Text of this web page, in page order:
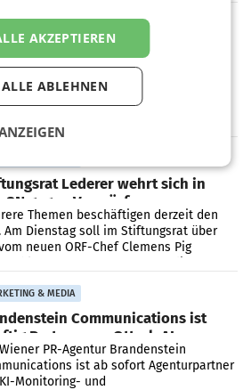
im Juli: Leapmotor
Auslieferungen und
die 100.000er-Marke
Juli 2026 erreichte Leapmotor einen
Meilenstein und lieferte weltweit
gegenüber Juli 2025 mehr als
Lederer wehrt sich in
SN gegen Vorwürfe
Themen beschäftigen derzeit den
Am Dienstag soll im Stiftungsrat über
neuen ORF-Chef Clemens Pig
& MEDIA
Communications ist
Partner von OtterlyAI
PR-Agentur Brandenstein
ist ab sofort Agenturpartner
Monitoring- und
AKZEPTIEREN
ALLE ABLEHNEN